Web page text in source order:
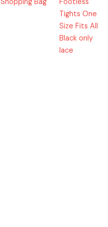
Tights One
Size Fits All
Black only
lace